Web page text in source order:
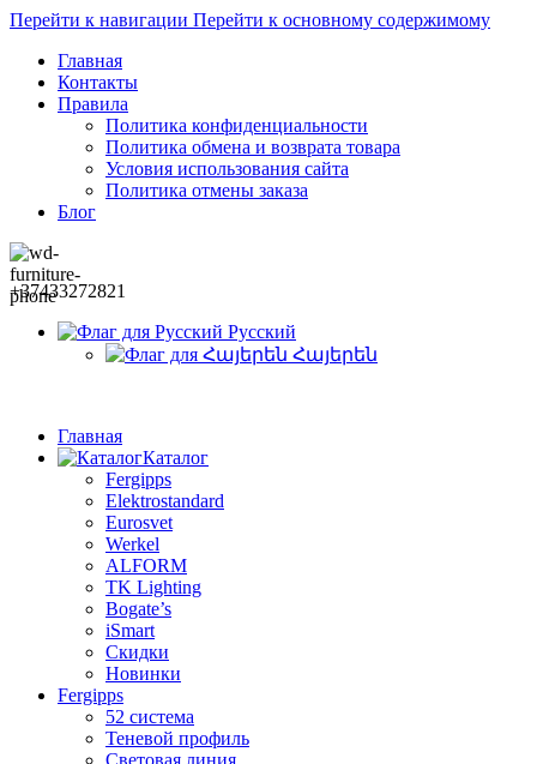
Перейти к навигации Перейти к основному содержимому
Главная
Контакты
Правила
Политика конфиденциальности
Политика обмена и возврата товара
Условия использования сайта
Политика отмены заказа
Блог
+37433272821
Русский
Հայերեն
Главная
Каталог
Fergipps
Elektrostandard
Eurosvet
Werkel
ALFORM
TK Lighting
Bogate’s
iSmart
Скидки
Новинки
Fergipps
52 система
Теневой профиль
Световая линия